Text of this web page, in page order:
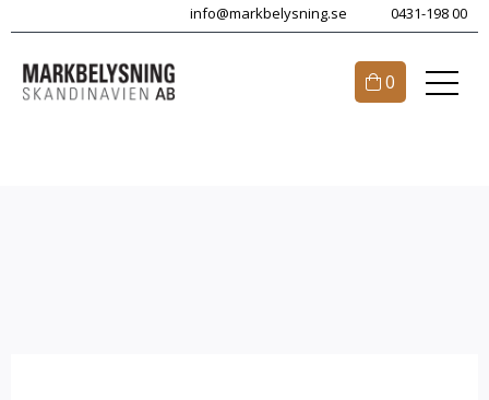
info@markbelysning.se 0431-198 00
0